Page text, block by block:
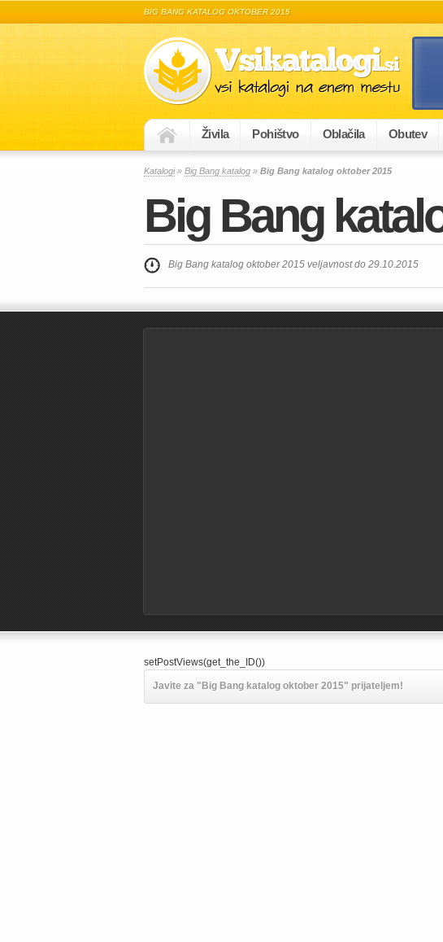
BIG BANG KATALOG OKTOBER 2015
Živila Pohištvo Oblačila Obutev
Katalogi» Big Bang katalog » Big Bang katalog oktober 2015
Big Bang
Big Bang katalog oktober 2015 veljavnost do 29.10.2015
setPostViews(get_the_ID())
Javite za "Big Bang katalog oktober 2015" prijateljem!